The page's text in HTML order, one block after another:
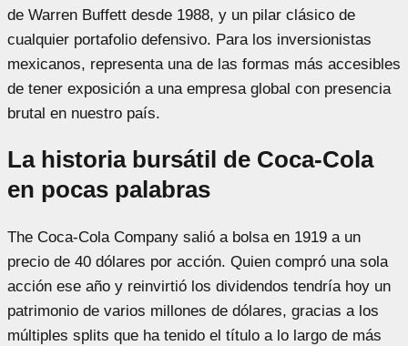
de Warren Buffett desde 1988, y un pilar clásico de
cualquier portafolio defensivo. Para los inversionistas
mexicanos, representa una de las formas más accesibles
de tener exposición a una empresa global con presencia
brutal en nuestro país.
La historia bursátil de Coca-Cola
en pocas palabras
The Coca-Cola Company salió a bolsa en 1919 a un
precio de 40 dólares por acción. Quien compró una sola
acción ese año y reinvirtió los dividendos tendría hoy un
patrimonio de varios millones de dólares, gracias a los
múltiples splits que ha tenido el título a lo largo de más